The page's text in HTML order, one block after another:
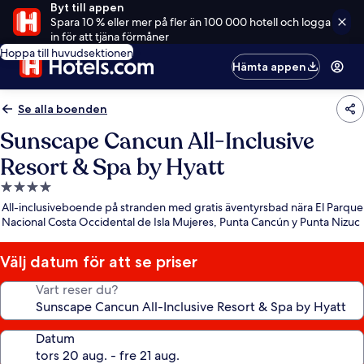
Byt till appen
Spara 10 % eller mer på fler än 100 000 hotell och logga
in för att tjäna förmåner
Hoppa till huvudsektionen
Hämta appen
Se alla boenden
Sunscape Cancun All-Inclusive
Resort & Spa by Hyatt
4.0-
stjärnigt
boende
All-inclusiveboende på stranden med gratis äventyrsbad nära El Parque
Nacional Costa Occidental de Isla Mujeres, Punta Cancún y Punta Nizuc
Välj datum för att se priser
Vart reser du?
Datum